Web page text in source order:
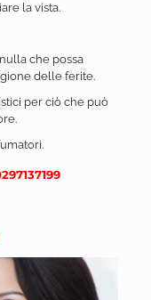
la vista.
che possa
delle ferite.
per ciò che può